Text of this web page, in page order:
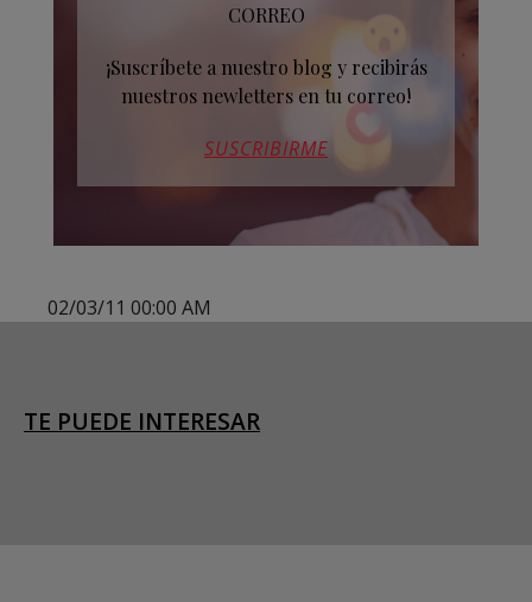
CORREO
¡Suscríbete a nuestro blog y recibirás
nuestros newletters en tu correo!
SUSCRIBIRME
02/03/11 00:00 AM
TE PUEDE INTERESAR